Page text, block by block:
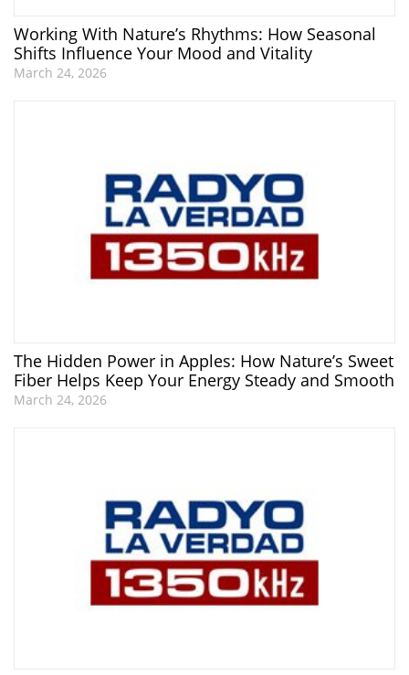
Working With Nature’s Rhythms: How Seasonal
Shifts Influence Your Mood and Vitality
March 24, 2026
The Hidden Power in Apples: How Nature’s Sweet
Fiber Helps Keep Your Energy Steady and Smooth
March 24, 2026